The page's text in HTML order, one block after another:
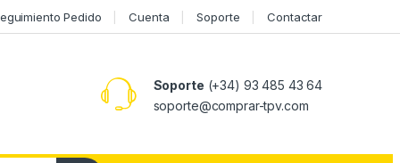
Pedido Cuenta Soporte Contactar
Soporte (+34) 93 485 43 64
soporte@comprar-tpv.com